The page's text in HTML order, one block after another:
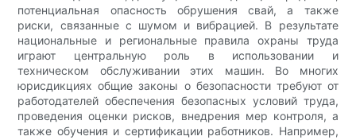
потенциальная опасность обрушения свай, а также
риски, связанные с шумом и вибрацией. В результате
национальные и региональные правила охраны труда
играют центральную роль в использовании и
техническом обслуживании этих машин. Во многих
юрисдикциях общие законы о безопасности требуют от
работодателей обеспечения безопасных условий труда,
проведения оценки рисков, внедрения мер контроля, а
также обучения и сертификации работников. Например,